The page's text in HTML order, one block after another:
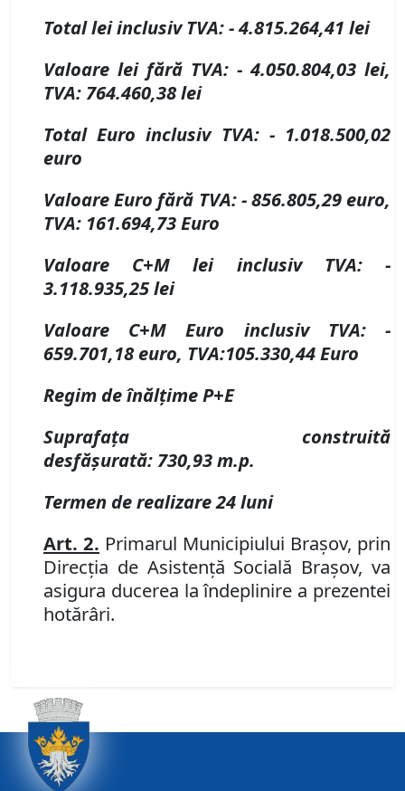
Total lei inclusiv TVA:-4.815.264,41 lei
Valoare lei fără TVA: -4.050.804,03 lei,
TVA: 764.460,38 lei
TotalEuro inclusiv TVA: - 1.018.500,02
euro
ValoareEuro fără TVA:-856.805,29 euro,
TVA: 161.694,73Euro
Valoare C+M lei inclusiv TVA:
-
3.118.935,25 lei
Valoare C+MEuro inclusiv TVA:-
659.701,18 euro, TVA:105.330,44Euro
Regim de înălțime P+E
Suprafața construită
desfășurată: 730,93 m.p.
Termen de realizare 24 luni
Art. 2. Primarul Municipiului Braşov, prin
Direcția de Asistență Socială Braşov, va
asigura ducerea la îndeplinire a prezentei
hotărâri.